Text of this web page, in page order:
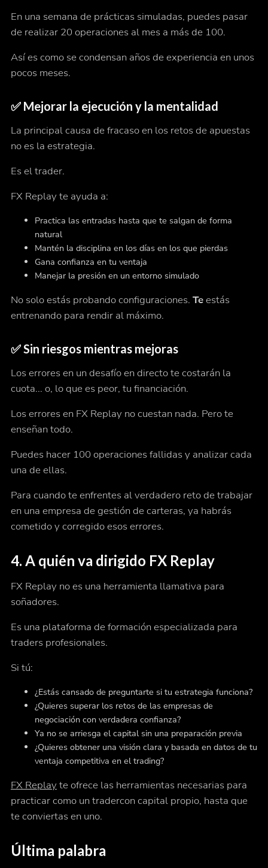
En una semana de prácticas simuladas, puedes pasar
de realizar 20 operaciones al mes a más de 100.
Así es como se condensan años de experiencia en unos
pocos meses.
✅ Mejorar la ejecución y la mentalidad
La principal causa de fracaso en los retos de apuestas
no es la estrategia.
Es eltrader.
FX Replay te ayuda a:
Practica las entradas hasta que te salgan de forma
natural
Mantén la disciplina en los días en los que pierdas
Gana confianza en tu ventaja
Manejar la presión en un entorno simulado
No solo estás probando configuraciones. Teestás
entrenando para rendir al máximo.
✅Sin riesgos mientras mejoras
Los errores en un desafío en directo te costarán la
cuota... o, lo que es peor, tu financiación.
Los errores en FX Replay no cuestan nada. Perote
enseñan todo.
Puedes hacer 100 operaciones fallidas y analizar cada
una de ellas.
Para cuando te enfrentes al verdadero reto de trabajar
en una empresa de gestión de carteras, ya habrás
cometido y corregido esos errores.
4. A quién va dirigido FX Replay
FX Replay no es una herramienta llamativa para
soñadores.
Es una plataforma de formación especializada para
traders profesionales.
Si tú:
¿Estás cansado de preguntarte si tu estrategia funciona?
¿Quieres superar los retos de las empresas de
negociación con verdadera confianza?
Ya no se arriesga el capital sin una preparación previa
¿Quieres obtener una visión clara y basada en datos de tu
ventaja competitiva en el trading?
FX Replay te ofrece las herramientas necesarias para
practicar como un tradercon capital propio, hasta que
te conviertas en uno.
Última palabra